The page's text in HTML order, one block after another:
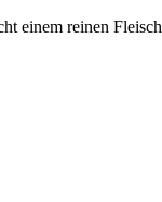
einem reinen